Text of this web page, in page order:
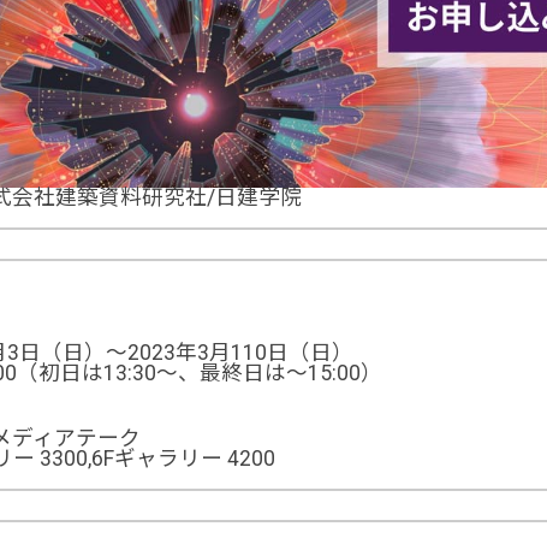
会社建築資料研究社/日建学院
日（日）～2023年3月110日（日）
（初日は13:30～、最終日は～15:00）
ディアテーク
ー 3300,6Fギャラリー 4200